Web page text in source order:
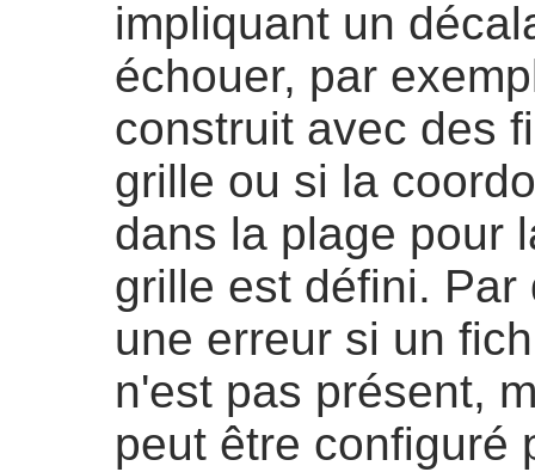
impliquant un
échouer, par
construit avec des
grille ou si la
dans la plage pour
grille est défini.
une erreur si un
n'est pas présent,
peut être configuré